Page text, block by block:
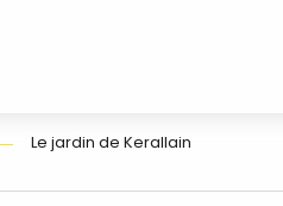
Le jardin de Kerallain